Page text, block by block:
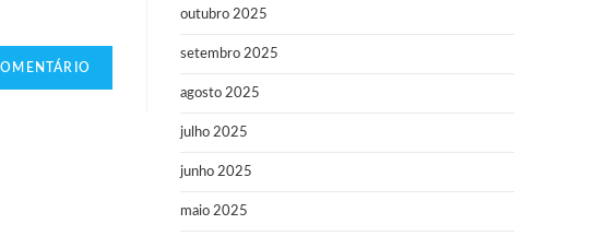
outubro 2025
setembro 2025
agosto 2025
julho 2025
junho 2025
maio 2025